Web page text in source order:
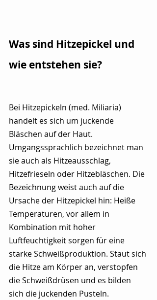
Was sind Hitzepickel und
wie entstehen sie?
Bei Hitzepickeln (med. Miliaria)
handelt es sich um juckende
Bläschen auf der Haut.
Umgangssprachlich bezeichnet man
sie auch als Hitzeausschlag,
Hitzefrieseln oder Hitzebläschen. Die
Bezeichnung weist auch auf die
Ursache der Hitzepickel hin: Heiße
Temperaturen, vor allem in
Kombination mit hoher
Luftfeuchtigkeit sorgen für eine
starke Schweißproduktion. Staut sich
die Hitze am Körper an, verstopfen
die Schweißdrüsen und es bilden
sich die juckenden Pusteln.